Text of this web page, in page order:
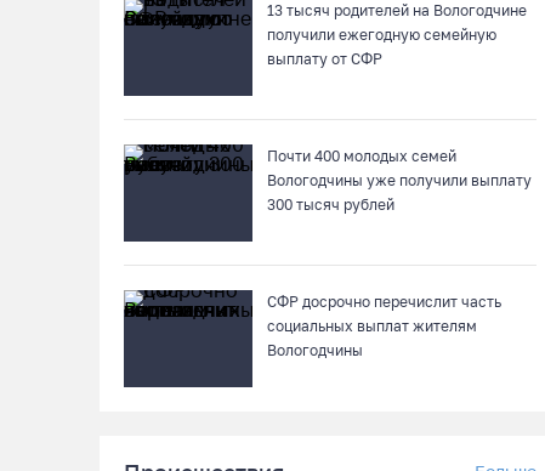
13 тысяч родителей на Вологодчине
получили ежегодную семейную
выплату от СФР
Почти 400 молодых семей
Вологодчины уже получили выплату
300 тысяч рублей
СФР досрочно перечислит часть
социальных выплат жителям
Вологодчины